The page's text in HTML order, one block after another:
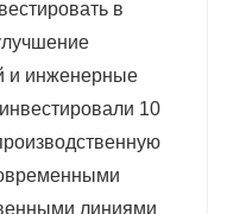
в
и инженерные
10
линиями